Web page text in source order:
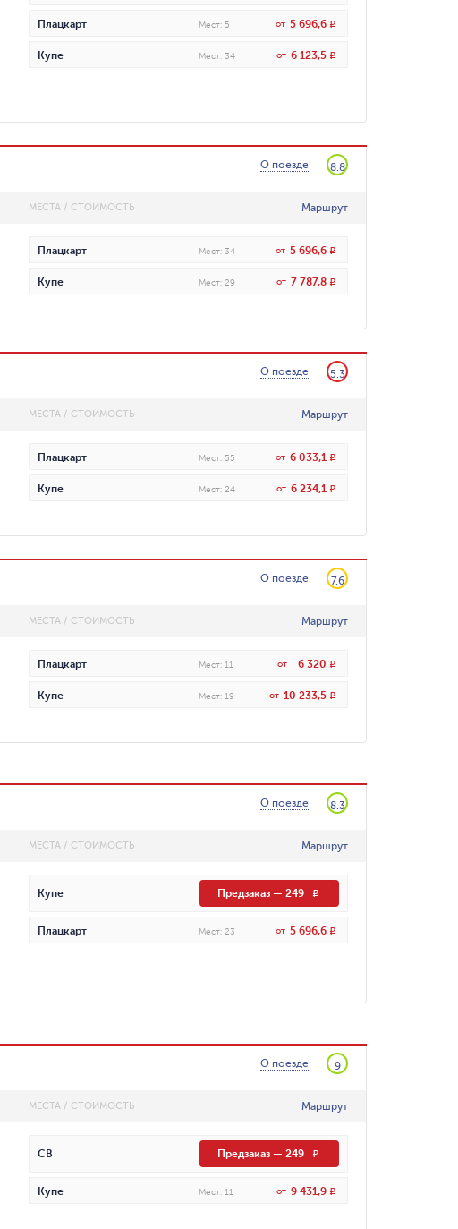
Плацкарт Мест: 5 от 5 696,6 R
Купе Мест: 34 от 6 123,5 R
О поезде 8.8
МЕСТА / СТОИМОСТЬ Маршрут
Плацкарт Мест: 34 от 5 696,6 R
Купе Мест: 29 от 7 787,8 R
О поезде 5.3
МЕСТА / СТОИМОСТЬ Маршрут
Плацкарт Мест: 55 от 6 033,1 R
Купе Мест: 24 от 6 234,1 R
О поезде 7.6
МЕСТА / СТОИМОСТЬ Маршрут
Плацкарт Мест: 11 от 6 320 R
Купе Мест: 19 от 10 233,5 R
О поезде 8.3
МЕСТА / СТОИМОСТЬ Маршрут
Купе Предзаказ— 249 R
Плацкарт Мест: 23 от 5 696,6 R
О поезде 9
МЕСТА / СТОИМОСТЬ Маршрут
СВ Предзаказ— 249 R
Купе Мест: 11 от 9 431,9 R